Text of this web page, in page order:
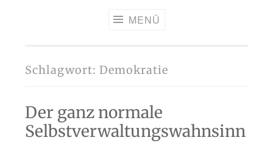
MENÜ
Schlagwort: Demokratie
Der ganz normale
Selbstverwaltungswahnsinn